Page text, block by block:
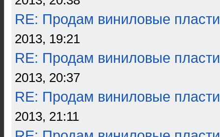
RE: Продам виниловые
2013, 19:21
RE: Продам виниловые
2013, 20:37
RE: Продам виниловые
2013, 21:11